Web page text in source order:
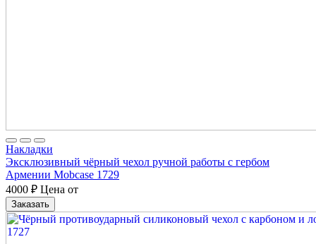
Накладки
Эксклюзивный чёрный чехол ручной работы с гербом
Армении Mobcase 1729
4000 ₽ Цена от
Заказать